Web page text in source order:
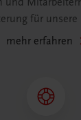
für unsere
mehr erfahren